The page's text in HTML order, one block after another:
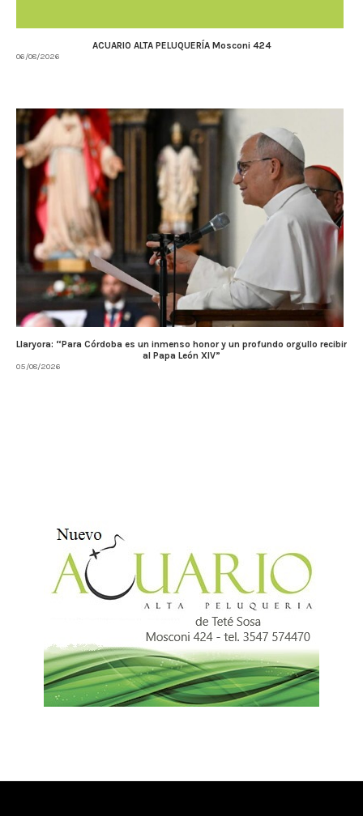
ACUARIO ALTA PELUQUERÍA Mosconi 424
06/08/2026
Llaryora: “Para Córdoba es un inmenso honor y un profundo orgullo recibir
al Papa León XIV”
05/08/2026